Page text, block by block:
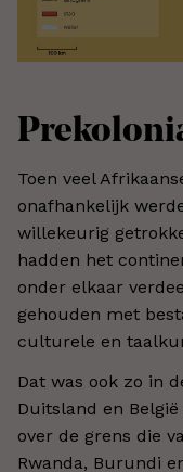
Toen veel
onafhankelijk
willekeurig
hadden het
onder elkaar
gehouden met
culturele en
Dat was ook zo in
Duitsland en
over de grens die
Rwanda, Burundi